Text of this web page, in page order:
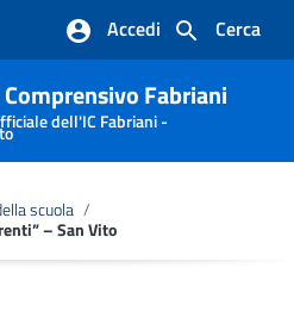
Cerca
Accedi
Fabriani
dell'IC Fabriani -
scuola /
– San Vito